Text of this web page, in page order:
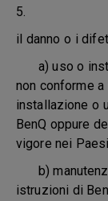
5.
il danno o i
a) uso o
non conforme
installazione o
BenQ oppure
vigore nei
b)
istruzioni di